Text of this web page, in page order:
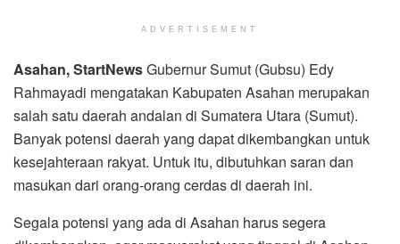
ADVERTISEMENT
Asahan, StartNewsGubernur Sumut (Gubsu) Edy
Rahmayadi mengatakan Kabupaten Asahan merupakan
salah satu daerah andalan di Sumatera Utara (Sumut).
Banyak potensi daerah yang dapat dikembangkan untuk
kesejahteraan rakyat. Untuk itu, dibutuhkan saran dan
masukan dari orang-orang cerdas di daerah ini.
Segala potensi yang ada di Asahan harus segera